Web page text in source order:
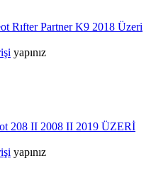
Rıfter Partner K9 2018 Üzeri
yapınız
208 II 2008 II 2019 ÜZERİ
yapınız